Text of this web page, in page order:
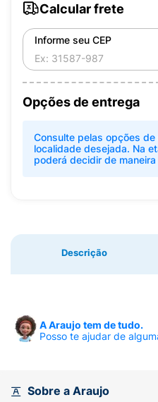
Calcular frete
Informe seu CEP
Opções de entrega
Consulte pelas opções
localidade desejada. Na
poderá decidir de
Descrição
A Araujo tem de tudo.
Posso te ajudar de
Sobre a Araujo